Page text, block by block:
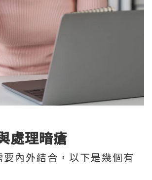
處理暗瘡
內外結合，以下是幾個有